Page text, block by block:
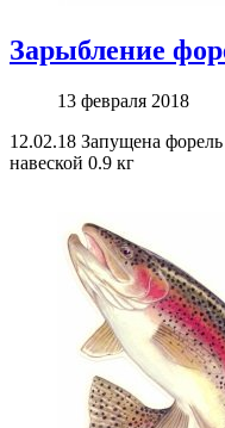
Зарыбление
13 февраля 2018
12.02.18 Запущена
навеской 0.9 кг